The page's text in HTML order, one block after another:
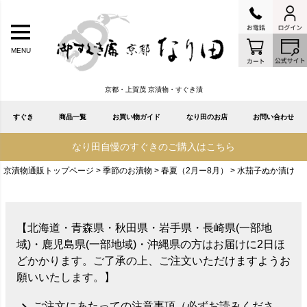
MENU
京都・上賀茂 京漬物・すぐき漬
すぐき 商品一覧 お買い物ガイド なり田のお店 お問い合わせ
なり田自慢のすぐきのご購入はこちら
京漬物通販トップページ 季節のお漬物 春夏（2月ー8月） 水茄子ぬか漬け
【北海道・青森県・秋田県・岩手県・長崎県(一部地
域)・鹿児島県(一部地域)・沖縄県の方はお届けに2日ほ
どかかります。ご了承の上、ご注文いただけますようお
願いいたします。】